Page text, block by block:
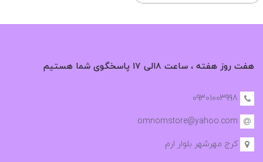
هفت روز هفته ، ساعت ۸الی ۱۷ پاسخگوی شما هستیم
09301003998
omnomstore@yahoo.com
کرج مهرشهر بلوار ارم